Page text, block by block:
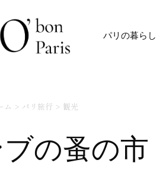
パリの暮らし
ム パリ旅行 観光
ブの蚤の市